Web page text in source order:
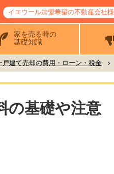
イエウール加盟希望の不動産会社様
家を売る時の
基礎知識
戸建て売却の費用・ローン・税金
の基礎や注意